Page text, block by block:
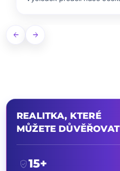
arrow_back arrow_forward
REALITKA, KTERÉ
MŮŽETE DŮVĚŘOVAT
verified_user15+